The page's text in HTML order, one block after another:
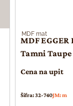
MDF mat
MDF EGGER
Tamni
Cena na upit
Šifra: 32-740JM: m